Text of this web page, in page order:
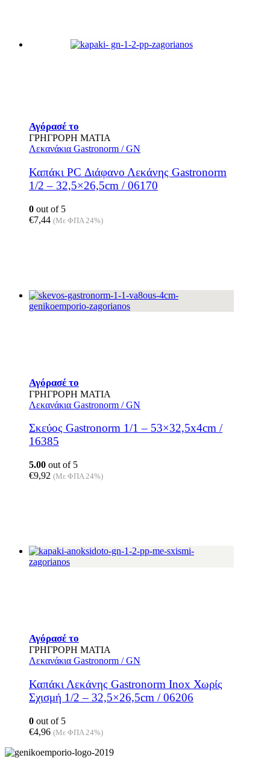
Αγόρασέ το
ΓΡΗΓΡΟΡΗ ΜΑΤΙΑ
Λεκανάκια Gastronorm / GN
Καπάκι PC Διάφανο Λεκάνης Gastronorm
1/2 – 32,5×26,5cm / 06170
0 out of 5
€7,44 (Με ΦΠΑ 24%)
Αγόρασέ το
ΓΡΗΓΡΟΡΗ ΜΑΤΙΑ
Λεκανάκια Gastronorm / GN
Σκεύος Gastronorm 1/1 – 53×32,5x4cm /
16385
5.00 out of 5
€9,92 (Με ΦΠΑ 24%)
Αγόρασέ το
ΓΡΗΓΡΟΡΗ ΜΑΤΙΑ
Λεκανάκια Gastronorm / GN
Καπάκι Λεκάνης Gastronorm Inox Χωρίς
Σχισμή 1/2 – 32,5×26,5cm / 06206
0 out of 5
€4,96 (Με ΦΠΑ 24%)